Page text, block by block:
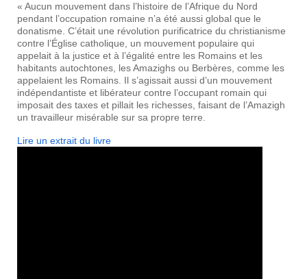
« Aucun mouvement dans l’histoire de l’Afrique du Nord
pendant l’occupation romaine n’a été aussi global que le
donatisme. C’était une révolution purificatrice du christianisme
contre l’Église catholique, un mouvement populaire qui
appelait à la justice et à l’égalité entre les Romains et les
habitants autochtones, les Amazighs ou Berbères, comme les
appelaient les Romains. Il s’agissait aussi d’un mouvement
indépendantiste et libérateur contre l’occupant romain qui
imposait des taxes et pillait les richesses, faisant de l’Amazigh
un travailleur misérable sur sa propre terre.
Lire un extrait du livre